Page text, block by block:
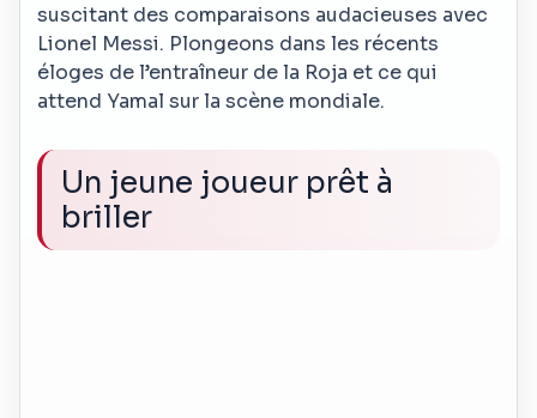
suscitant des comparaisons audacieuses avec
Lionel Messi. Plongeons dans les récents
éloges de l’entraîneur de la Roja et ce qui
attend Yamal sur la scène mondiale.
Un jeune joueur prêt à
briller